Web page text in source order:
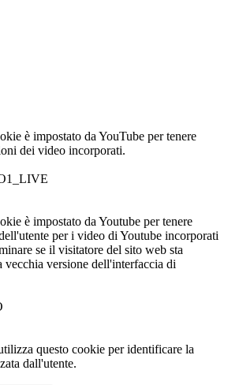
è impostato da YouTube per tenere
dei video incorporati.
è impostato da Youtube per tenere
per i video di Youtube incorporati
se il visitatore del sito web sta
versione dell'interfaccia di
questo cookie per identificare la
dall'utente.